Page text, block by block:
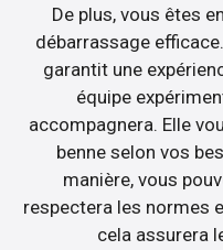
De plus, vous êtes
débarrassage
garantit une
équipe
accompagnera. Elle
benne selon vos
manière, vous
respectera les normes
cela assurera